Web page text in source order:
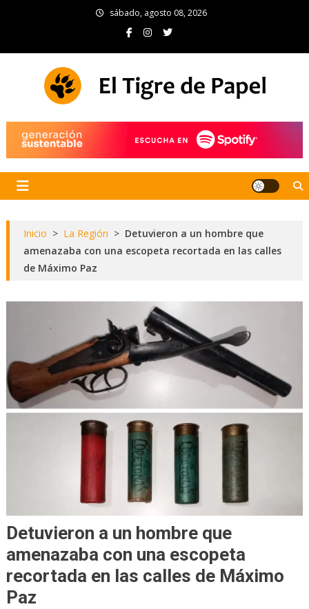
sábado, agosto 08, 2026
Inicio > La Región > Detuvieron a un hombre que
amenazaba con una escopeta recortada en las calles
de Máximo Paz
Detuvieron a un hombre que
amenazaba con una escopeta
recortada en las calles de Máximo
Paz